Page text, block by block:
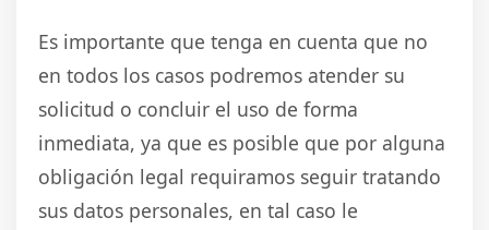
Es importante que tenga en cuenta que no
en todos los casos podremos atender su
solicitud o concluir el uso de forma
inmediata, ya que es posible que por alguna
obligación legal requiramos seguir tratando
sus datos personales, en tal caso le